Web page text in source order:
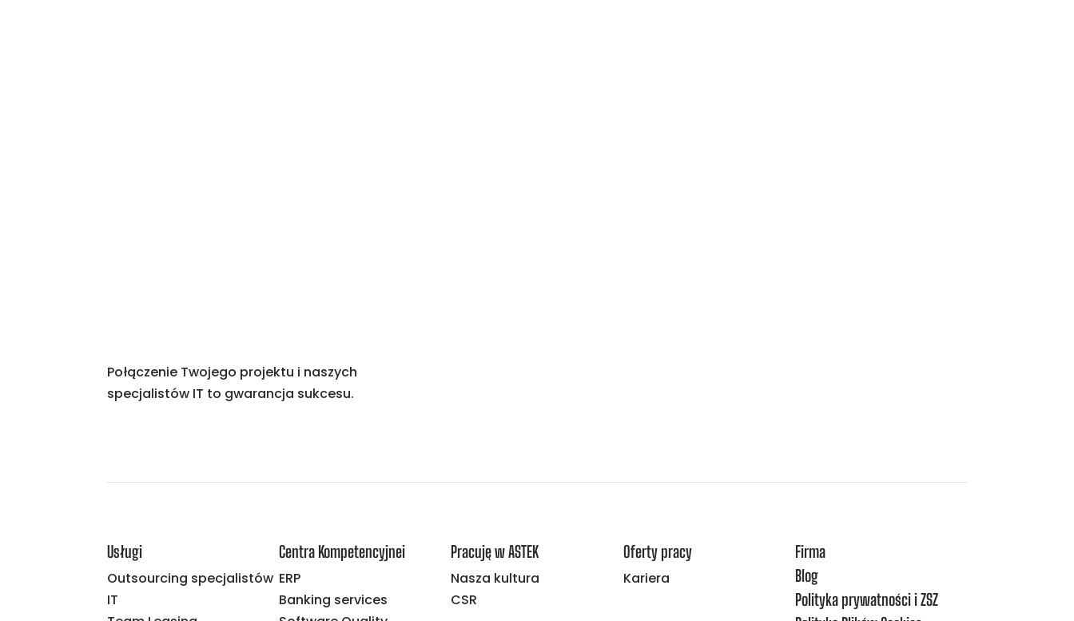
Połączenie Twojego projektu i naszych
specjalistów IT to gwarancja sukcesu.
Usługi
Outsourcing specjalistów
IT
Centra Kompetencyjnei
ERP
Banking services
Pracuję w ASTEK
Nasza kultura
CSR
Oferty pracy
Kariera
Firma
Blog
Polityka prywatności i ZSZ